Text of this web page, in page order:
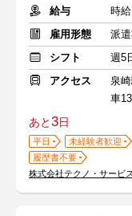
給与
時
雇用形態
派
シフト
週5
アクセス
泉
車
あと3日
平日 未経験者歓迎
履歴書不要
株式会社テクノ・サービ